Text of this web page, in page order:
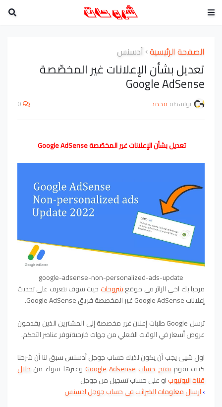
الصفحة الرئيسية أدسنس
تعديل بشأن الإعلانات غير المخصّصة
Google AdSense‏
بواسطة محمد 0
تعديل بشأن الإعلانات غير المخصّصة Google AdSense‏
google-adsense-non-personalized-ads-update
مرحبا بك اخي الزائر في موقعشروحاتحيت سوف نتعرف على تحديث
إعلانات Google AdSense غير المخصصة فريق Google AdSense.
ترسل Google طلبات إعلان غير مخصصة إلى المشترين الذين يقدمون
عروض أسعار في الوقت الفعلي من جهات خارجيةتوفر عناصر التحكم.
اول شيئ يجب أن يكون لذيك حساب جوجل أدسنس سبق لنا أن شرحنا
كيف تقوم بفتح حساب Google Adsense وغيرها سواء من خلال
قناة اليوتيوباو على حساب تسجيل من جوجل
›ارسال معلومات الضرائب فى حساب جوجل ادسنس